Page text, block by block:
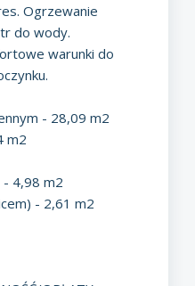
Ogrzewanie
do wody.
warunki do
- 28,09 m2
m2
- 4,98 m2
- 2,61 m2